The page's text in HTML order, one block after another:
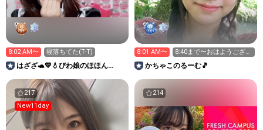
8:02 AM〜 寝落ちてた(T-T)
はざざ🐢💛💧びわ娘のほほん
8:01 AM〜
8:40まで〜おはようござい
ます！雨です☔☔☔
かちゃこのるーむ🎵
217
New11day
214